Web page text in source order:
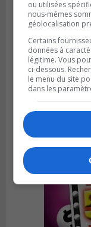
Publié le 6 août
La grenade
inoffensive
ou utilisées
nous-mêmes
géolocalisation
Certains
données à
légitime. Vous
ci-dessous.
le menu du site
dans les